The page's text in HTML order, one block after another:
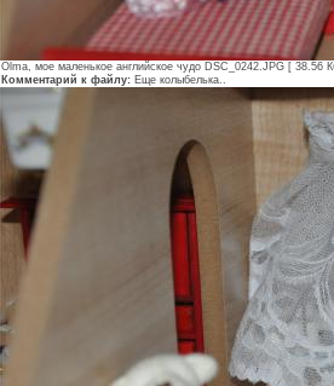
Olma, мое маленькое английское чудо DSC_0242.JPG [ 38.56
Комментарий к файлу: Еще колыбелька..